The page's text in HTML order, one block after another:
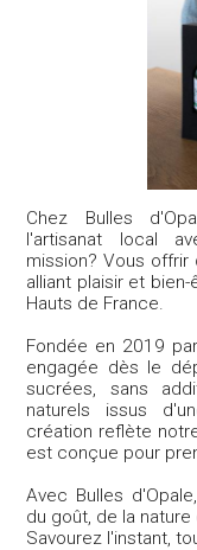
Chez Bulles
l'artisanat local
mission? Vous
alliant plaisir et
Hauts de France.
Fondée en 2019
engagée dès le
sucrées, sans
naturels issus
création reflète
est conçue pour
Avec Bulles
du goût, de la
Savourez l'instant,